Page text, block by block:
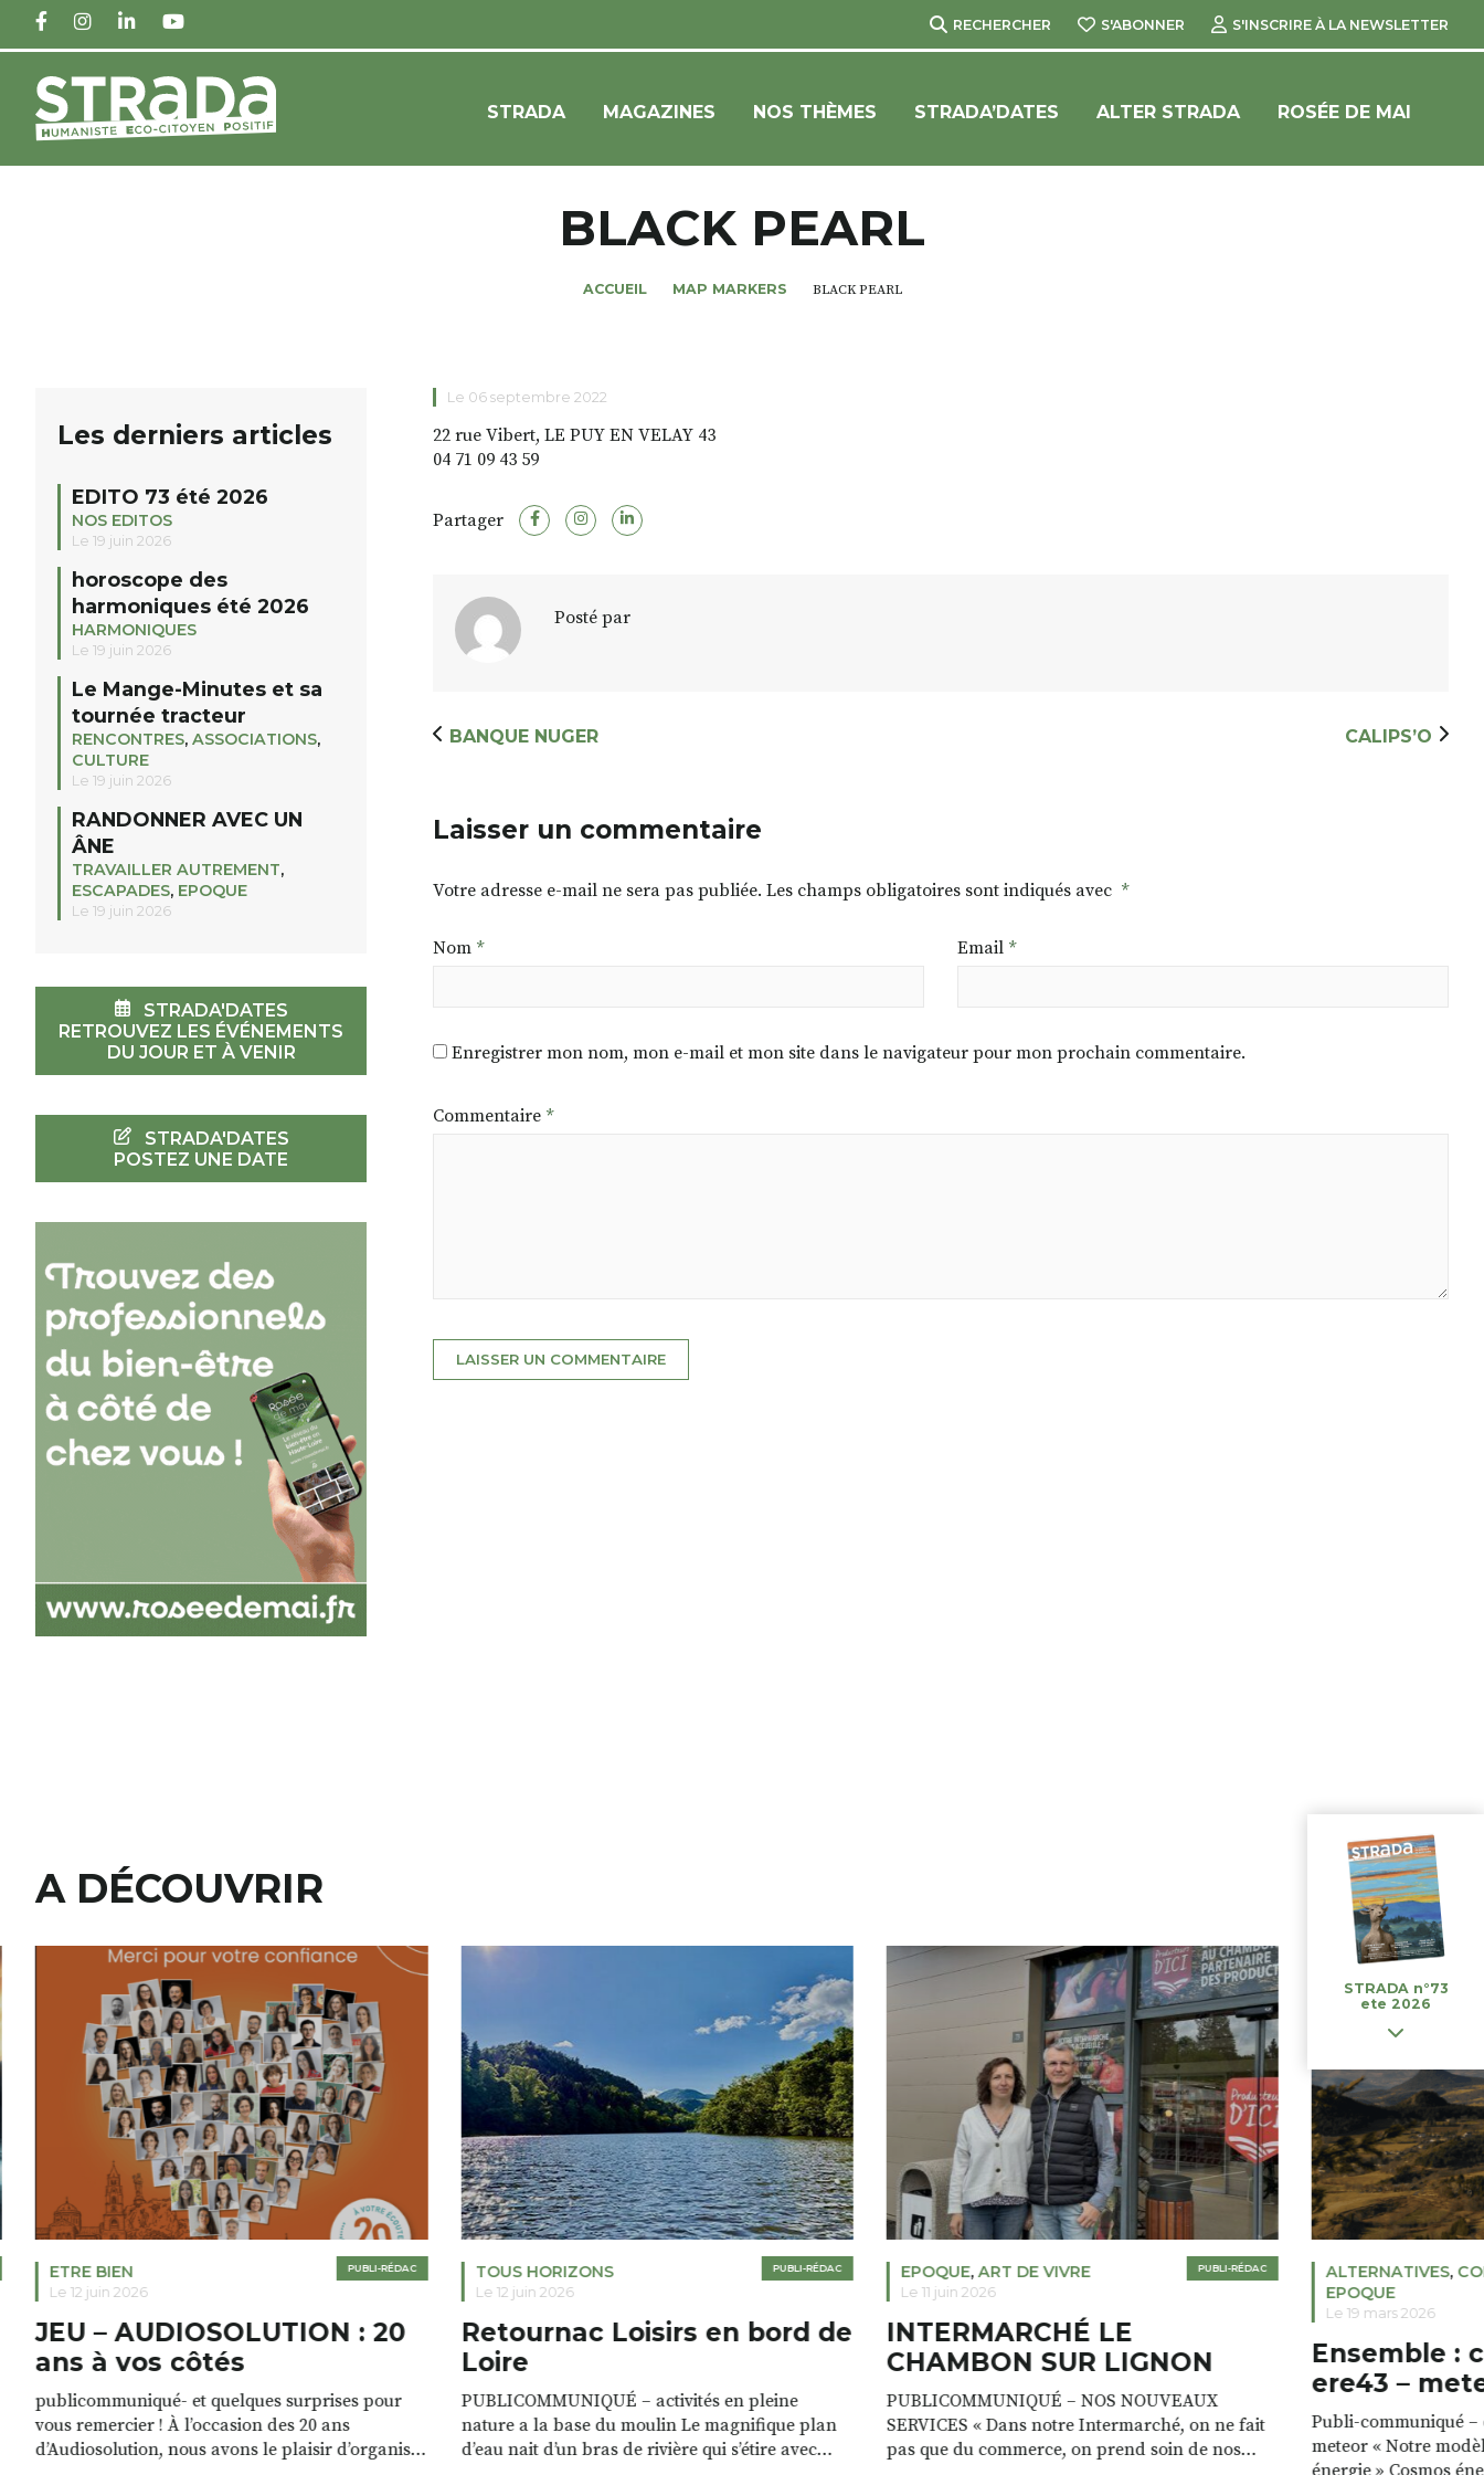
FACEBOOKINSTAGRAM
LINKEDINYOUTUBE RECHERCHER S'ABONNER S'INSCRIRE À LA NEWSLETTER
STRADA MAGAZINES NOS THÈMES STRADA’DATES ALTER STRADA ROSÉE DE MAI
BLACK PEARL
ACCUEIL MAP MARKERS BLACK PEARL
Le 06 septembre 2022
22 rue Vibert, LE PUY EN VELAY 43
04 71 09 43 59
Partager
Posté par
BANQUE NUGER CALIPS’O
Laisser un commentaire
Votre adresse e-mail ne sera pas publiée. Les champs obligatoires sont indiqués avec *
Nom * Email *
Enregistrer mon nom, mon e-mail et mon site dans le navigateur pour mon prochain commentaire.
Commentaire *
Les derniers articles
EDITO 73 été 2026
NOS EDITOS
Le 19 juin 2026
horoscope des
harmoniques été 2026
HARMONIQUES
Le 19 juin 2026
Le Mange-Minutes et sa
tournée tracteur
RENCONTRES, ASSOCIATIONS,
CULTURE
Le 19 juin 2026
RANDONNER AVEC UN
ÂNE
TRAVAILLER AUTREMENT,
ESCAPADES, EPOQUE
Le 19 juin 2026
STRADA'DATES
RETROUVEZ LES ÉVÉNEMENTS
DU JOUR ET À VENIR
STRADA'DATES
POSTEZ UNE DATE
A DÉCOUVRIR
PUBLI-RÉDAC
ETRE BIEN
Le 12 juin 2026
JEU – AUDIOSOLUTION : 20
ans à vos côtés
publicommuniqué- et quelques surprises pour
vous remercier ! À l’occasion des 20 ans
d’Audiosolution, nous avons le plaisir d’organiser
PUBLI-RÉDAC
TOUS HORIZONS
Le 12 juin 2026
Retournac Loisirs en bord de
Loire
PUBLICOMMUNIQUÉ – activités en pleine
nature a la base du moulin Le magnifique plan
d’eau nait d’un bras de rivière qui s’étire avec
PUBLI-RÉDAC
EPOQUE,ART DE VIVRE
Le 11 juin 2026
INTERMARCHÉ LE
CHAMBON SUR LIGNON
PUBLICOMMUNIQUÉ – NOS NOUVEAUX
SERVICES « Dans notre Intermarché, on ne fait
pas que du commerce, on prend soin de nos
ALTERNATIVES,
EPOQUE
Le 19 mars 2026
Ensemble :
ere43 –
Publi-communiqué –
meteor « Notre
STRADA n°73
ete 2026